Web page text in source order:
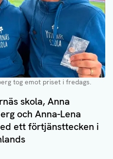
tog emot priset i fredags.
skola, Anna
och Anna-Lena
ett förtjänsttecken i